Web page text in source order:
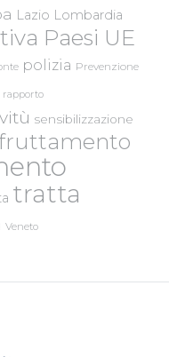
Lazio Lombardia
Paesi UE
polizia Prevenzione
rapporto
sensibilizzazione
tratta
Veneto